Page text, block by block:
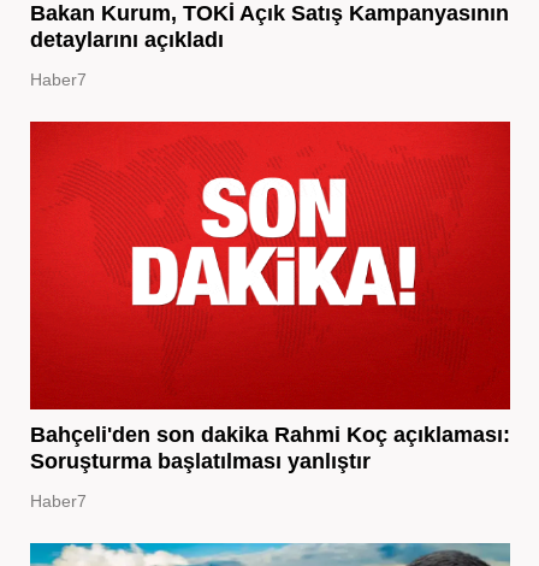
Bakan Kurum, TOKİ Açık Satış Kampanyasının
detaylarını açıkladı
Haber7
Bahçeli'den son dakika Rahmi Koç açıklaması:
Soruşturma başlatılması yanlıştır
Haber7